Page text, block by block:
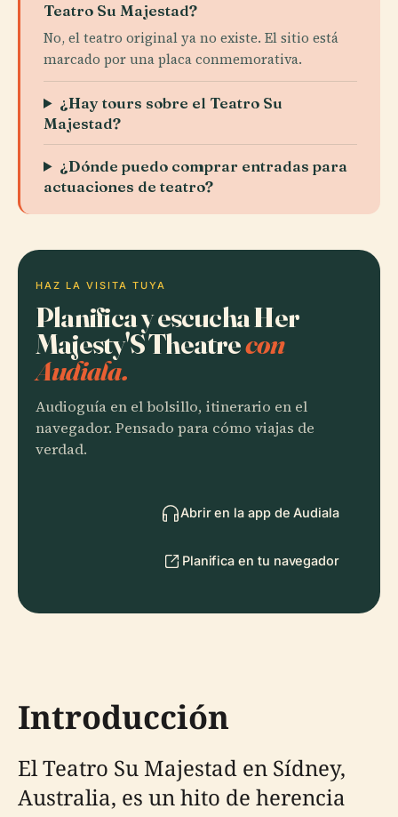
Teatro Su Majestad?
No, el teatro original ya no existe. El sitio está
marcado por una placa conmemorativa.
¿Hay tours sobre el Teatro Su
Majestad?
¿Dónde puedo comprar entradas para
actuaciones de teatro?
HAZ LA VISITA TUYA
Planifica y escucha Her
Majesty'S Theatrecon
Audiala.
Audioguía en el bolsillo, itinerario en el
navegador. Pensado para cómo viajas de
verdad.
Abrir en la app de Audiala
Planifica en tu navegador
Introducción
El Teatro Su Majestad en Sídney,
Australia, es un hito de herencia